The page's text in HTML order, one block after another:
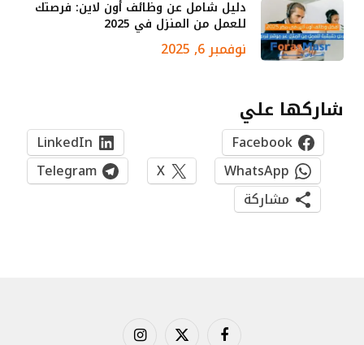
دليل شامل عن وظائف أون لاين: فرصتك
للعمل من المنزل في 2025
نوفمبر 6, 2025
شاركها علي
Facebook
LinkedIn
WhatsApp
X
Telegram
مشاركة